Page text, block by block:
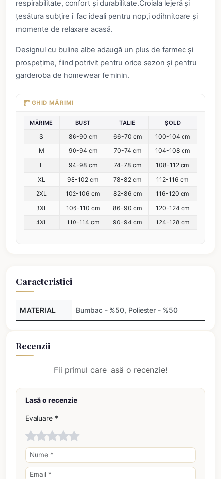
respirabilitate, confort și durabilitate.Croiala lejeră și
țesătura subțire îi fac ideali pentru nopți odihnitoare și
momente de relaxare acasă.
Designul cu buline albe adaugă un plus de farmec și
prospețime, fiind potrivit pentru orice sezon și pentru
garderoba de homewear feminin.
GHID MĂRIMI
MĂRIME BUST TALIE ȘOLD
S 86-90 cm 66-70 cm
100-104 cm
M
90-94 cm 70-74 cm
104-108 cm
L
94-98 cm 74-78 cm
108-112 cm
XL
98-102 cm 78-82 cm
112-116 cm
2XL
102-106 cm 82-86 cm
116-120 cm
3XL
106-110 cm 86-90 cm
120-124 cm
4XL
110-114 cm 90-94 cm 124-128 cm
Caracteristici
MATERIAL Bumbac - %50, Poliester - %50
Recenzii
Fii primul care lasă o recenzie!
Lasă o recenzie
Evaluare *